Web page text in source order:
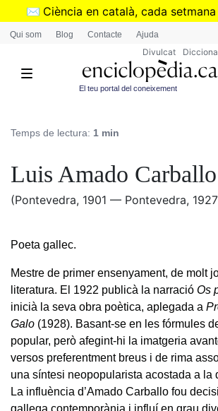
Vés
✉️ Ciència en català, cada
➜Subscriu-te al butlletí de
Qui som Blog Contacte Ajuda
Divulcat
El teu portal del coneixement
Temps de lectura: 1 min
Luis Amado Carballo
(Pontevedra, 1901 — Pontevedra,
Poeta gallec.
Mestre de primer ensenyament, de molt
literatura. El 1922 publicà la narració Os
inicià la seva obra poètica, aplegada a
Galo (1928). Basant-se en les fórmules
popular, però afegint-hi la imatgeria
versos preferentment breus i de rima
una síntesi neopopularista acostada a la
La influència d’Amado Carballo fou
gallega contemporània i influí en grau